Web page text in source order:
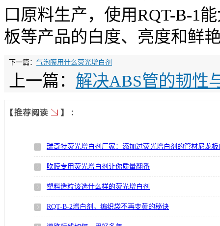
口原料生产，使用RQT-B-1
板等产品的白度、亮度和鲜
下一篇： 气泡膜用什么荧光增白剂
上一篇： 解决ABS管的韧性
瑞奇特荧光增白剂厂家：添加过荧光增白剂的管材尼龙
吹膜专用荧光增白剂让你质量翻番
塑料造粒该选什么样的荧光增白剂
RQT-B-2增白剂，编织袋不再变黄的秘诀